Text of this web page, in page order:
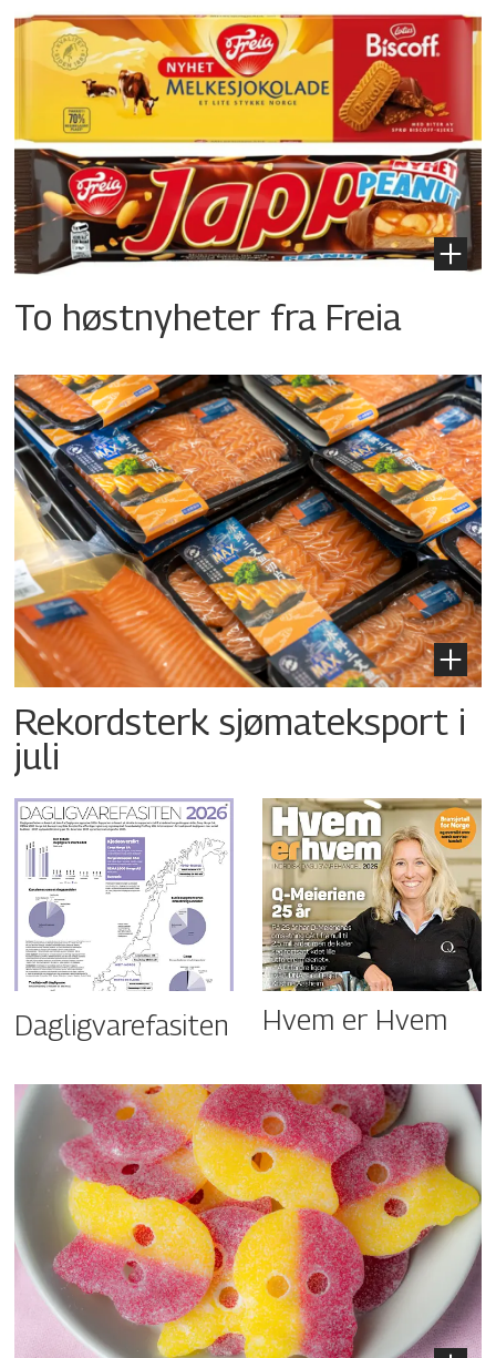
To høstnyheter fra Freia
Rekordsterk sjømateksport i
juli
Dagligvarefasiten Hvem er Hvem